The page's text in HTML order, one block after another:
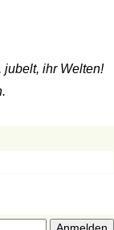
jubelt, ihr Welten!